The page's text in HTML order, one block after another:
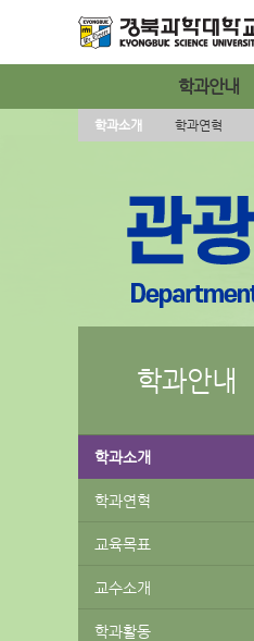
학과안내
학과소개 학과연혁
학과안내
학과소개
학과연혁
교육목표
교수소개
학과활동